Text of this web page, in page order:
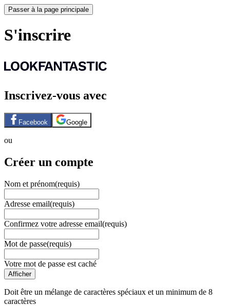
Passer à la page principale
S'inscrire
Inscrivez-vous avec
Facebook Google
ou
Créer un compte
Nom et prénom(requis)
Adresse email(requis)
Confirmez votre adresse email(requis)
Mot de passe(requis)
Votre mot de passe est caché
Afficher
Doit être un mélange de caractères spéciaux et un minimum de 8
caractères